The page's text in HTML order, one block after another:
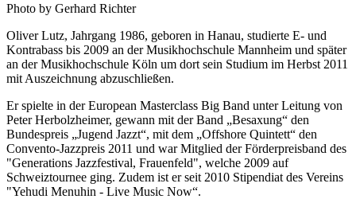
Photo by Gerhard Richter
Oliver Lutz, Jahrgang 1986, geboren in Hanau, studierte E- und
Kontrabass bis 2009 an der Musikhochschule Mannheim und später
an der Musikhochschule Köln um dort sein Studium im Herbst 2011
mit Auszeichnung abzuschließen.
Er spielte in der European Masterclass Big Band unter Leitung von
Peter Herbolzheimer, gewann mit der Band „Besaxung“ den
Bundespreis „Jugend Jazzt“, mit dem „Offshore Quintett“ den
Convento-Jazzpreis 2011 und war Mitglied der Förderpreisband des
"Generations Jazzfestival, Frauenfeld", welche 2009 auf
Schweiztournee ging. Zudem ist er seit 2010 Stipendiat des Vereins
"Yehudi Menuhin - Live Music Now“.